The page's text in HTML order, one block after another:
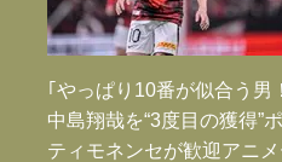
｢やっぱり10番が似合う男
中島翔哉を“3度目の獲得”
ティモネンセが歓迎アニ